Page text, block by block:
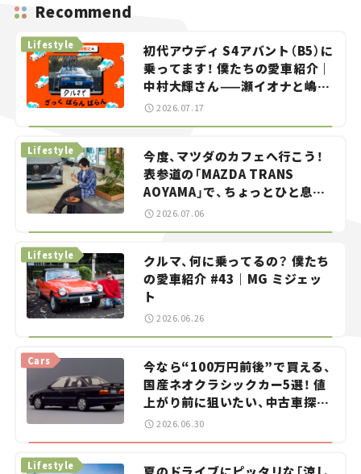
Recommend
初代アウディ S4アバント（B5）に
乗ってます！ 僕たちの愛車紹介｜
中村大輝さん——瀬イオナと嶋田
智之の「クルマでざっくばらんば
らん！」＃20
Lifestyle
2026.07.17
今度、マツダのカフェへ行こう！
表参道の「MAZDA TRANS
AOYAMA」で、ちょっとひと息。
——連載｜CCGとクルマでどうす
Lifestyle
2026.07.06
クルマ、何に乗ってるの？ 僕たち
の愛車紹介 #43｜MG ミジェッ
ト
Lifestyle
2026.06.26
今なら“100万円前後”で買える、
国産ネオクラシックカー5選！ 値
上がり前に狙いたい、中古車探し
をお手伝い――ちょっとイケてるマ
Cars
2026.06.30
Lifestyle